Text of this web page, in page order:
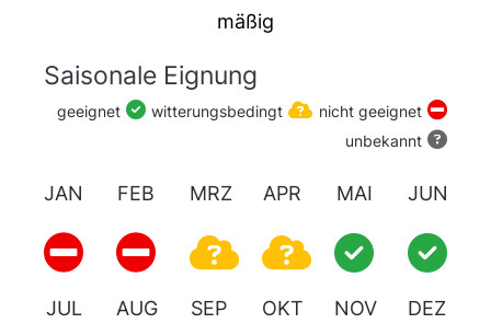
selbst stellt in seiner Schrift Die
Geroldsgrüner Kirchhofbefestigung; S.2 fest:
Eine frühmittelalterliche Handelsstraße
verlief, von Schwarzenbach a. Wald
kommend, auf der Wasserscheide über die
Nach diesem Ausflug in eine ferne
Vergangenheit wollen wir uns anschicken,
unseren Rundweg zu beginnen. Er ist reich an
mäßig
Saisonale Eignung
geeignet witterungsbedingt
nicht geeignet
unbekannt
JAN FEB MRZ APR MAI JUN
JUL AUG SEP OKT NOV DEZ